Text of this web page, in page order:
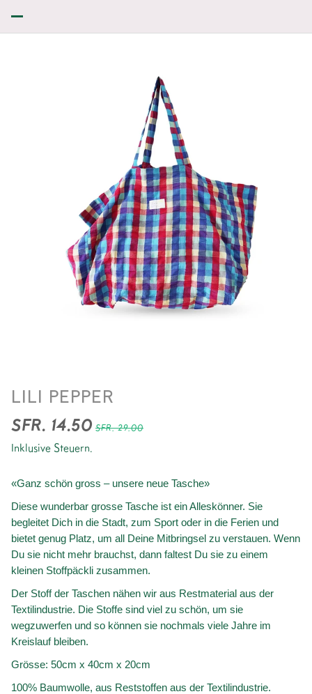
BAUMWOLLTASCHE
*HARLEKIN
LILI PEPPER
SFR. 14.50 SFR. 29.00
Inklusive Steuern.
«Ganz schön gross – unsere neue Tasche»
Diese wunderbar grosse Tasche ist ein Alleskönner. Sie
begleitet Dich in die Stadt, zum Sport oder in die Ferien und
bietet genug Platz, um all Deine Mitbringsel zu verstauen. Wenn
Du sie nicht mehr brauchst, dann faltest Du sie zu einem
kleinen Stoffpäckli zusammen.
Der Stoff der Taschen nähen wir aus Restmaterial aus der
Textilindustrie. Die Stoffe sind viel zu schön, um sie
wegzuwerfen und so können sie nochmals viele Jahre im
Kreislauf bleiben.
Grösse: 50cm x 40cm x 20cm
100% Baumwolle, aus Reststoffen aus der Textilindustrie.